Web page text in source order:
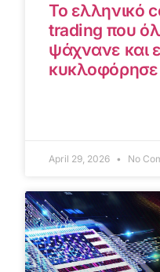
Το ελληνικό
trading που
ψάχνανε και
κυκλοφόρησε
April 29, 2026 No